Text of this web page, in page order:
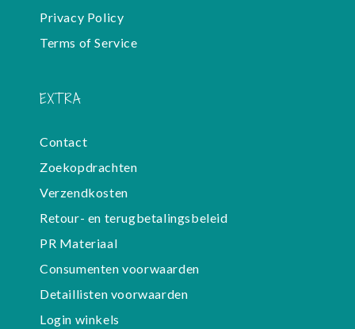
Privacy Policy
Terms of Service
EXTRA
Contact
Zoekopdrachten
Verzendkosten
Retour- en terugbetalingsbeleid
PR Materiaal
Consumenten voorwaarden
Detaillisten voorwaarden
Login winkels